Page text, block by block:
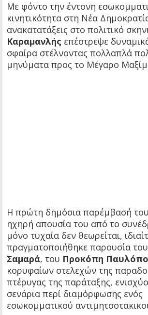
Με φόντο την έντονη
κινητικότητα στη Νέα
ανακατατάξεις στο πολιτικό
Καραμανλής επέστρεψε
σφαίρα στέλνοντας πολλαπλά
μηνύματα προς το Μέγαρο
Η πρώτη δημόσια παρέμβασή
ηχηρή απουσία του από το
μόνο τυχαία δεν θεωρείται,
πραγματοποιήθηκε παρουσία του
Σαμαρά, του Προκόπη
κορυφαίων στελεχών της
πτέρυγας της παράταξης,
σενάρια περί διαμόρφωσης ενός
εσωκομματικού